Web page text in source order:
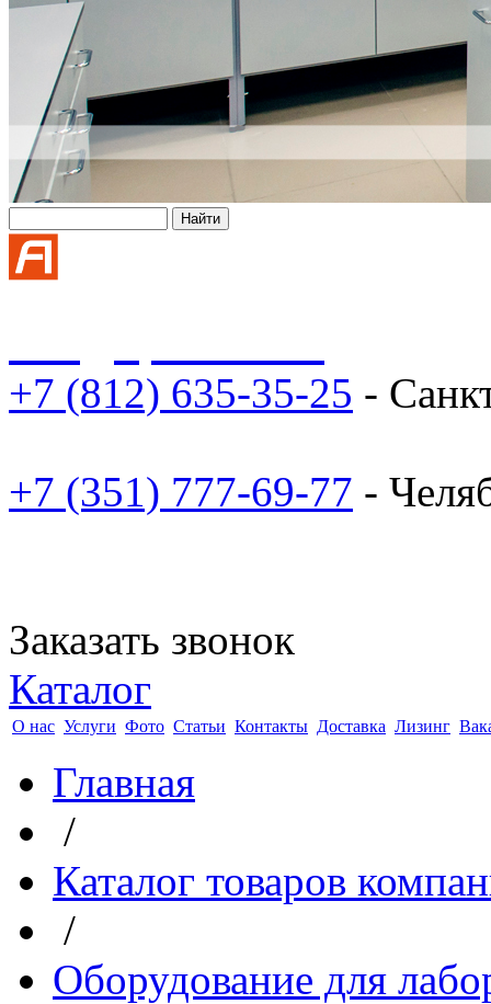
+7 (812) 635-35-25 -
+7 (351) 777-69-77 -
Заказать звонок
Каталог
О нас Услуги Фото Статьи Контакты Доставка Лизинг
Главная
/
Каталог товаров
/
Оборудование для